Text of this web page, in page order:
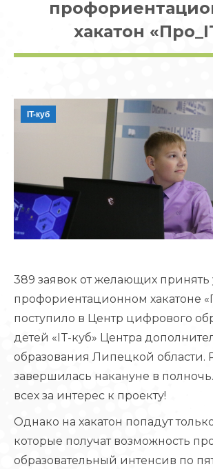
хакатон
IT-куб
389 заявок от желающих принять
профориентационном хакатоне
поступило в Центр цифрового
детей «IT-куб» Центра
образования Липецкой области.
завершилась накануне в
всех за интерес к проекту!
Однако на хакатон попадут
которые получат возможность
образовательный интенсив по